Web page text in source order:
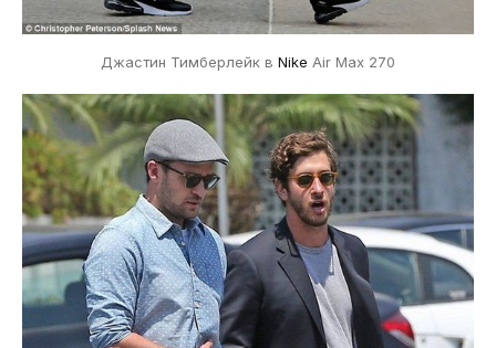
Джастин Тимберлейк в Nike Air Max 270